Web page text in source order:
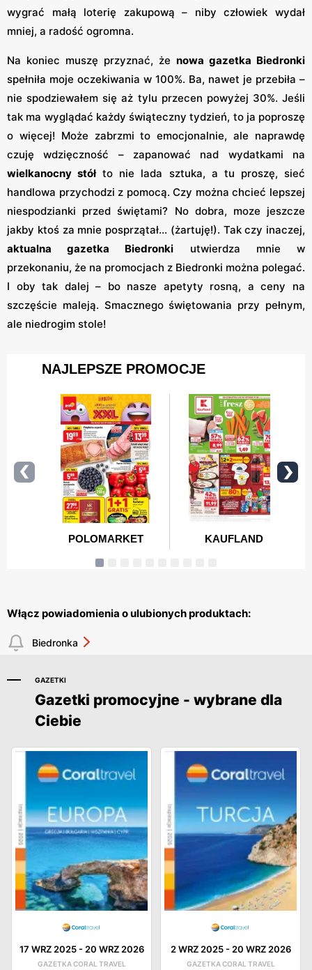
wygrać małą loterię zakupową – niby człowiek wydał
mniej, a radość ogromna.
Na koniec muszę przyznać, że nowa gazetka Biedronki
spełniła moje oczekiwania w 100%. Ba, nawet je przebiła –
nie spodziewałem się aż tylu przecen powyżej 30%. Jeśli
tak ma wyglądać każdy świąteczny tydzień, to ja poproszę
o więcej! Może zabrzmi to emocjonalnie, ale naprawdę
czuję wdzięczność – zapanować nad wydatkami na
wielkanocny stółto nie lada sztuka, a tu proszę, sieć
handlowa przychodzi z pomocą. Czy można chcieć lepszej
niespodzianki przed świętami? No dobra, moze jeszcze
jakby ktoś za mnie posprzątał... (żartuję!). Tak czy inaczej,
aktualna gazetka Biedronki utwierdza mnie w
przekonaniu, że na promocjach z Biedronki można polegać.
I oby tak dalej – bo nasze apetyty rosną, a ceny na
szczęście maleją. Smacznego świętowania przy pełnym,
ale niedrogim stole!
Włącz powiadomienia o ulubionych produktach:
Biedronka
GAZETKI
Gazetki promocyjne - wybrane dla
Ciebie
17 WRZ 2025- 20 WRZ 2026
GAZETKA CORAL TRAVEL
2 WRZ 2025- 20 WRZ 2026
GAZETKA CORAL TRAVEL